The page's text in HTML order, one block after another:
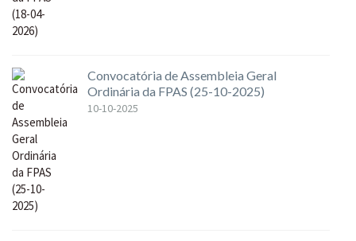
Convocatória de Assembleia Geral
Ordinária da FPAS (25-10-2025)
10-10-2025